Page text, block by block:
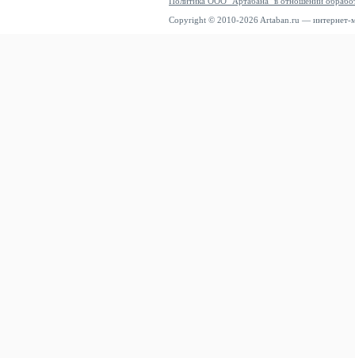
Copyright © 2010-2026 Artaban.ru — интернет-